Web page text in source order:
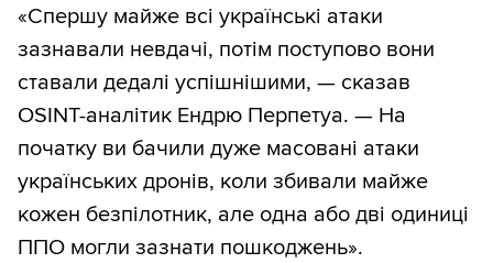
«Спершу майже всі українські атаки
зазнавали невдачі, потім поступово вони
ставали дедалі успішнішими, — сказав
OSINT-аналітик Ендрю Перпетуа. — На
початку ви бачили дуже масовані атаки
українських дронів, коли збивали майже
кожен безпілотник, але одна або дві одиниці
ППО могли зазнати пошкоджень».